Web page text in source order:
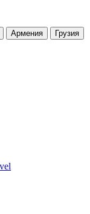
Армения
Грузия